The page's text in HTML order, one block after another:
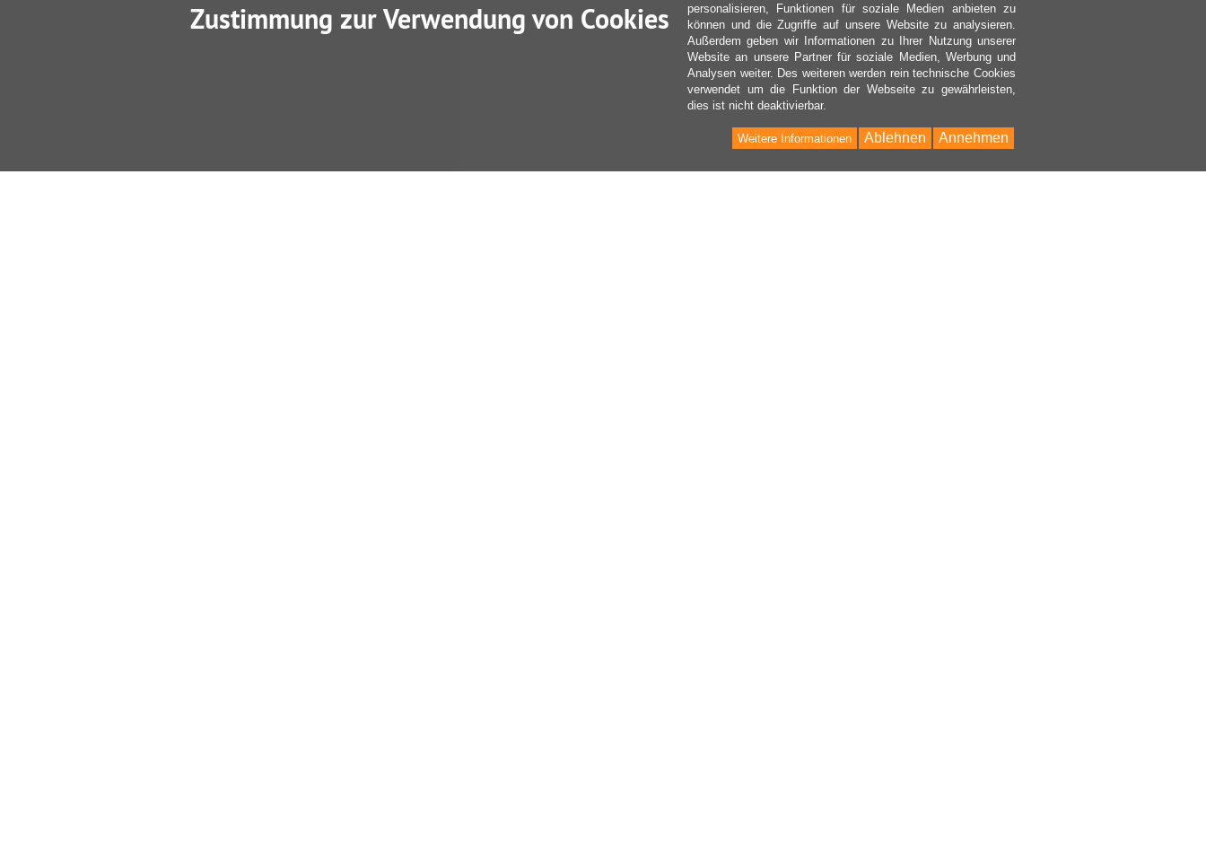
Zustimmung zur Verwendung von Cookies
personalisieren, Funktionen für soziale Medien anbieten zu
können und die Zugriffe auf unsere Website zu analysieren.
Außerdem geben wir Informationen zu Ihrer Nutzung unserer
Website an unsere Partner für soziale Medien, Werbung und
Analysen weiter. Des weiteren werden rein technische Cookies
verwendet um die Funktion der Webseite zu gewährleisten,
dies ist nicht deaktivierbar.
Annehmen
Ablehnen
Weitere Informationen